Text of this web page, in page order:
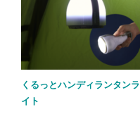
くるっとハンディランタンラ
イト